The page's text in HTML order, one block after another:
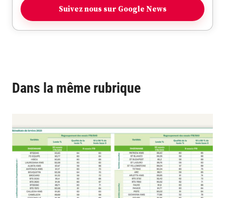
Suivez nous sur Google News
Dans la même rubrique